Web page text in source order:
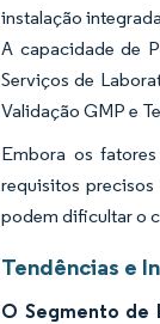
instalação
A capacidade de
Serviços de
Validação GMP e
Embora os
requisitos
podem dificultar o
Tendências e
O Segmento de